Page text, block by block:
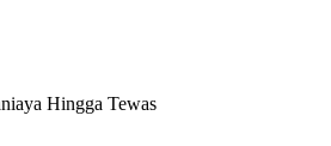
Hingga Tewas